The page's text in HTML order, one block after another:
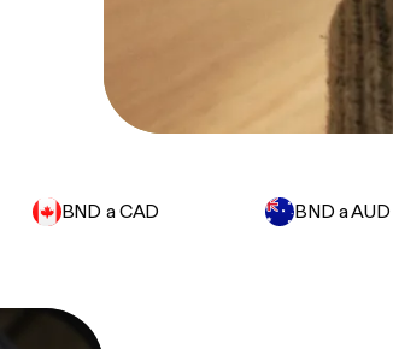
BND a CAD BND a AUD